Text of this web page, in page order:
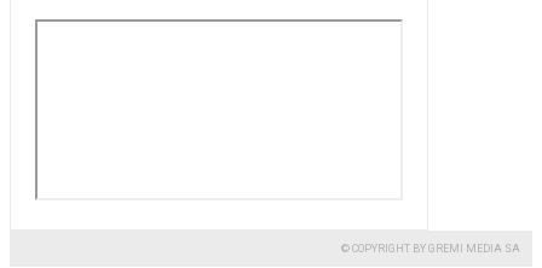
© COPYRIGHT BY GREMI MEDIA SA